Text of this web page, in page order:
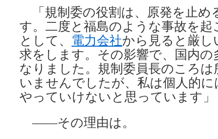
「規制委の役割は、原発を止め
す。二度と福島のような事故を
として、 電力会社から見ると厳し
求をします。その影響で、国内の
なりました。規制委員長のころ
いませんでしたが、私は個人的
やっていけないと思っています」
――その理由は。